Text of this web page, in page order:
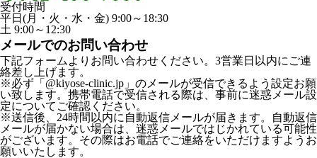
受付時間
平日(月・火・水・金) 9:00～18:30
土 9:00～12:30
メールでのお問い合わせ
下記フォームよりお問い合わせください。3営業日以内にご連
絡差し上げます。
※必ず「@kiyose-clinic.jp」のメールが受信できるよう設定お願
い致します。携帯電話で受信される際は、事前に迷惑メール設
定についてご確認ください。
※送信後、24時間以内に自動返信メールが届きます。自動返信
メールが届かない場合は、迷惑メールではじかれている可能性
がございます。その際はお電話でご連絡をいただけますようお
願いいたします。